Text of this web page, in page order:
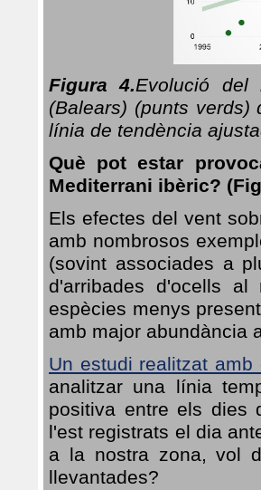
Figura 4.Evolució del
(Balears) (punts
línia de tendència
Què pot estar
Mediterrani ibèric?
Els efectes del vent
amb nombrosos
(sovint associades a
d'arribades d'ocells
espècies menys
amb major abundància
Un estudi realitzat amb
analitzar una línia
positiva entre els dies
l'est registrats el dia
a la nostra zona, vol
llevantades?